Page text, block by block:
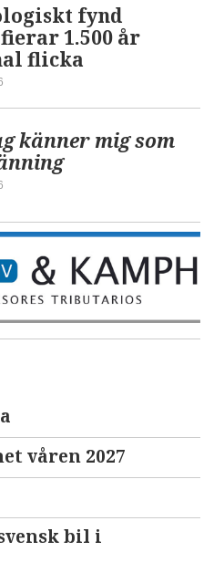
fynd
1.500 år
flicka
känner mig som
våren 2027
bil i